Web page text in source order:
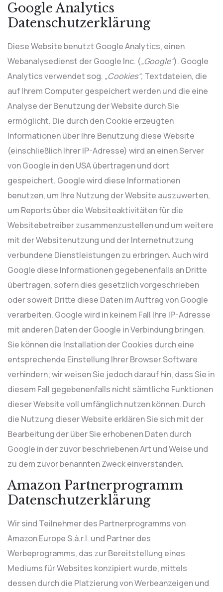
Google Analytics
Datenschutzerklärung
Diese Website benutzt Google Analytics, einen
Webanalysedienst der Google Inc. („Google“). Google
Analytics verwendet sog. „Cookies“, Textdateien, die
auf Ihrem Computer gespeichert werden und die eine
Analyse der Benutzung der Website durch Sie
ermöglicht. Die durch den Cookie erzeugten
Informationen über Ihre Benutzung diese Website
(einschließlich Ihrer IP-Adresse) wird an einen Server
von Google in den USA übertragen und dort
gespeichert. Google wird diese Informationen
benutzen, um Ihre Nutzung der Website auszuwerten,
um Reports über die Websiteaktivitäten für die
Websitebetreiber zusammenzustellen und um weitere
mit der Websitenutzung und der Internetnutzung
verbundene Dienstleistungen zu erbringen. Auch wird
Google diese Informationen gegebenenfalls an Dritte
übertragen, sofern dies gesetzlich vorgeschrieben
oder soweit Dritte diese Daten im Auftrag von Google
verarbeiten. Google wird in keinem Fall Ihre IP-Adresse
mit anderen Daten der Google in Verbindung bringen.
Sie können die Installation der Cookies durch eine
entsprechende Einstellung Ihrer Browser Software
verhindern; wir weisen Sie jedoch darauf hin, dass Sie in
diesem Fall gegebenenfalls nicht sämtliche Funktionen
dieser Website voll umfänglich nutzen können. Durch
die Nutzung dieser Website erklären Sie sich mit der
Bearbeitung der über Sie erhobenen Daten durch
Google in der zuvor beschriebenen Art und Weise und
zu dem zuvor benannten Zweck einverstanden.
Amazon Partnerprogramm
Datenschutzerklärung
Wir sind Teilnehmer des Partnerprogramms von
Amazon Europe S.à.r.l. und Partner des
Werbeprogramms, das zur Bereitstellung eines
Mediums für Websites konzipiert wurde, mittels
dessen durch die Platzierung von Werbeanzeigen und